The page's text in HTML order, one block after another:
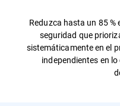
Reduzca hasta un 85
seguridad que
sistemáticamente en el
independientes en